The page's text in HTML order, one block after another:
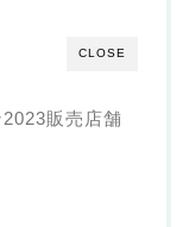
CLOSE
販売店舗